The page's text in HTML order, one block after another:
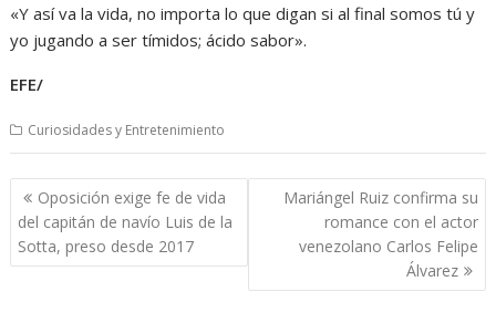
«Y así va la vida, no importa lo que digan si al final somos tú y
yo jugando a ser tímidos; ácido sabor».
EFE/
Curiosidades y Entretenimiento
Navegación
de
entradas
Oposición exige fe de vida
del capitán de navío Luis de la
Sotta, preso desde 2017
Mariángel Ruiz confirma su
romance con el actor
venezolano Carlos Felipe
Álvarez